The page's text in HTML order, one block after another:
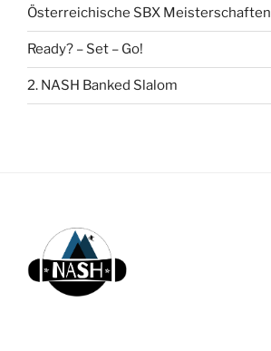
Österreichische SBX Meisterschaften
Ready? – Set – Go!
2. NASH Banked Slalom